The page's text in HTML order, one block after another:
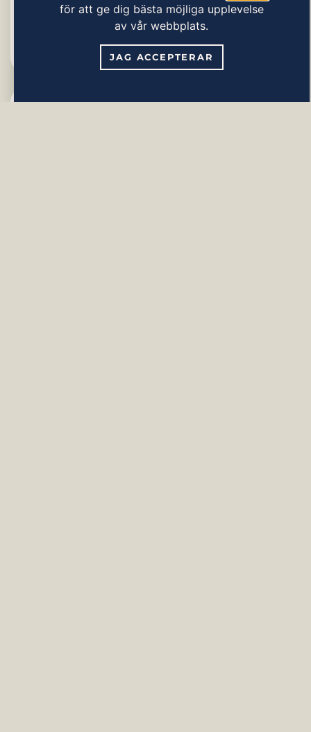
Muhammara Red Pepper Mix
ZEINAS
för att ge dig bästa möjliga upplevelse
av vår webbplats.
JAG ACCEPTERAR